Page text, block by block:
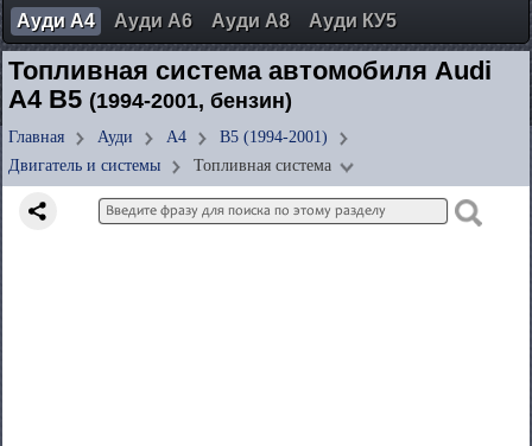
Ауди А4
Ауди А6 Ауди А8 Ауди КУ5
Топливная система автомобиля Audi
A4 B5 (1994-2001, бензин)
Главная Ауди А4
B5 (1994-2001)
Двигатель и системы
Топливная система